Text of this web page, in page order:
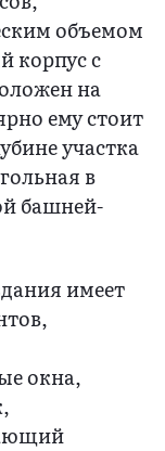
объемом
корпус с
на
ему стоит
участка
в
башней-
имеет
окна,